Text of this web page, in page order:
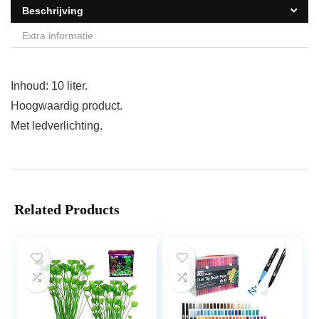
Beschrijving
Extra informatie
Inhoud: 10 liter.
Hoogwaardig product.
Met ledverlichting.
Related Products